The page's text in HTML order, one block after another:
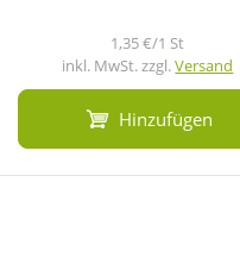
1,35 €/1 St
inkl. MwSt. zzgl.Versand
Hinzufügen